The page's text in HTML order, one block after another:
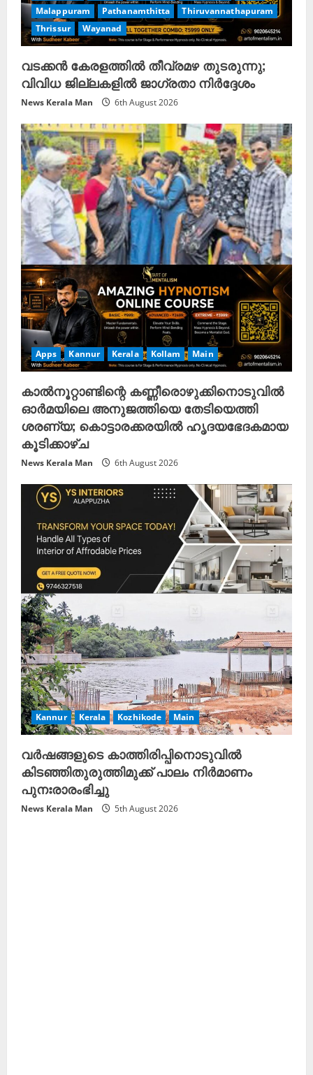
Malappuram
Pathanamthitta
Thiruvannathapuram
Thrissur
Wayanad
വടക്കൻ കേരളത്തിൽ തീവ്രമഴ തുടരുന്നു;
വിവിധ ജില്ലകളിൽ ജാഗ്രതാ നിർദ്ദേശം
News Kerala Man 6th August 2026
Apps Kannur Kerala Kollam Main
കാൽനൂറ്റാണ്ടിന്റെ കണ്ണീരൊഴുക്കിനൊടുവിൽ
ഓർമയിലെ അനുജത്തിയെ തേടിയെത്തി
ശരണ്യ; കൊട്ടാരക്കരയിൽ ഹൃദയഭേദകമായ
കൂടിക്കാഴ്ച
News Kerala Man 6th August 2026
Kannur Kerala Kozhikode Main
വർഷങ്ങളുടെ കാത്തിരിപ്പിനൊടുവിൽ
കിടഞ്ഞിതുരുത്തിമുക്ക് പാലം നിർമാണം
പുനഃരാരംഭിച്ചു
News Kerala Man 5th August 2026